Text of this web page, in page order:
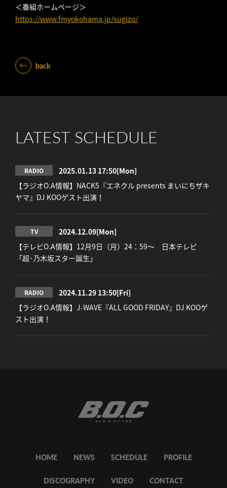
＜番組ホームページ＞
https://www.fmyokohama.jp/sugizo/
back
LATEST SCHEDULE
RADIO 2025.01.13 17:50[Mon]
【ラジオO.A情報】NACK5『エネクル presents まいにちザキ
ヤマ』DJ KOOゲスト出演！
TV 2024.12.09[Mon]
【テレビO.A情報】12月9日（月）24：59～ 日本テレビ
「超･乃木坂スター誕生」
RADIO 2024.11.29 13:50[Fri]
【ラジオO.A情報】J-WAVE『ALL GOOD FRIDAY』DJ KOOゲ
スト出演！
HOME NEWS SCHEDULE PROFILE
DISCOGRAPHY VIDEO CONTACT